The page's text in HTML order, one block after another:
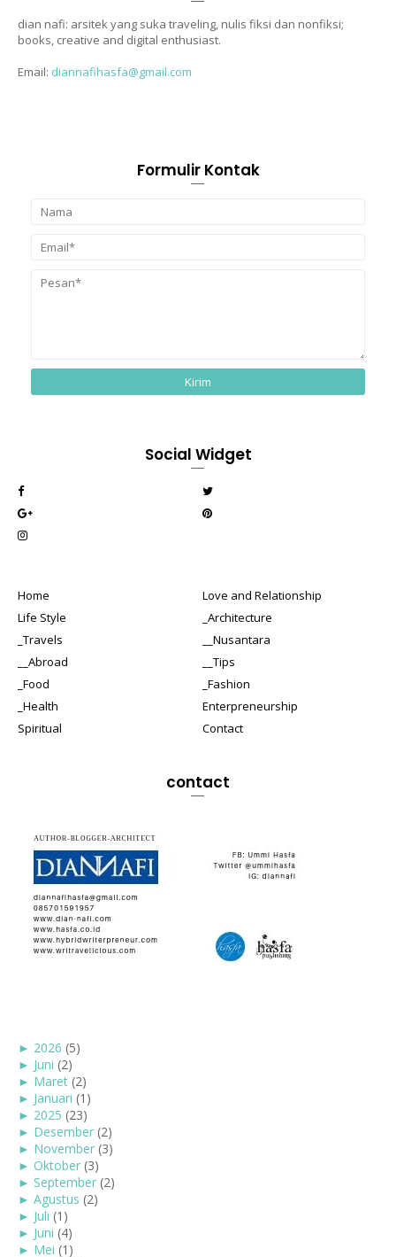
dian nafi: arsitek yang suka traveling, nulis fiksi dan nonfiksi;
books, creative and digital enthusiast.
Email: diannafihasfa@gmail.com
Formulir Kontak
Social Widget
Home
Love and Relationship
Life Style
_Architecture
_Travels
__Nusantara
__Abroad
__Tips
_Food
_Fashion
_Health
Enterpreneurship
Spiritual
Contact
contact
► 2026 (5)
► Juni (2)
► Maret (2)
► Januari (1)
► 2025 (23)
► Desember (2)
► November (3)
► Oktober (3)
► September (2)
► Agustus (2)
► Juli (1)
► Juni (4)
► Mei (1)